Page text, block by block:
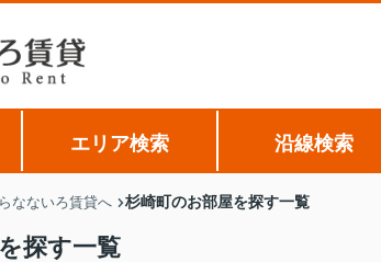
エリア検索 沿線検索
なないろ賃貸へ 杉崎町のお部屋を探す一覧
探す一覧